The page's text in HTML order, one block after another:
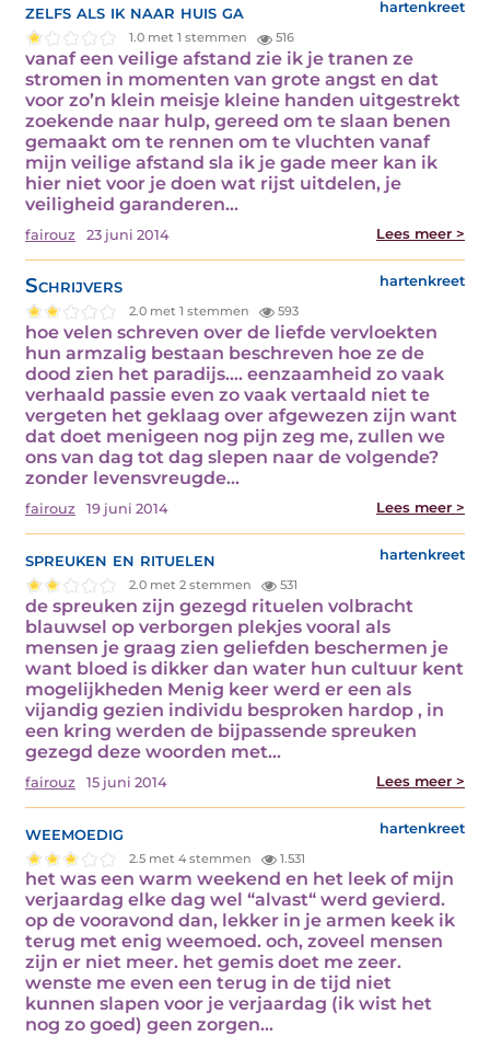
zelfs als ik naar huis ga hartenkreet
1.0 met 1 stemmen 516
vanaf een veilige afstand zie ik je tranen ze
stromen in momenten van grote angst en dat
voor zo’n klein meisje kleine handen uitgestrekt
zoekende naar hulp, gereed om te slaan benen
gemaakt om te rennen om te vluchten vanaf
mijn veilige afstand sla ik je gade meer kan ik
hier niet voor je doen wat rijst uitdelen, je
veiligheid garanderen…
fairouz 23 juni 2014 Lees meer >
Schrijvers hartenkreet
2.0 met 1 stemmen 593
hoe velen schreven over de liefde vervloekten
hun armzalig bestaan beschreven hoe ze de
dood zien het paradijs…. eenzaamheid zo vaak
verhaald passie even zo vaak vertaald niet te
vergeten het geklaag over afgewezen zijn want
dat doet menigeen nog pijn zeg me, zullen we
ons van dag tot dag slepen naar de volgende?
zonder levensvreugde…
fairouz 19 juni 2014 Lees meer >
spreuken en rituelen hartenkreet
2.0 met 2 stemmen 531
de spreuken zijn gezegd rituelen volbracht
blauwsel op verborgen plekjes vooral als
mensen je graag zien geliefden beschermen je
want bloed is dikker dan water hun cultuur kent
mogelijkheden Menig keer werd er een als
vijandig gezien individu besproken hardop , in
een kring werden de bijpassende spreuken
gezegd deze woorden met…
fairouz 15 juni 2014 Lees meer >
weemoedig hartenkreet
2.5 met 4 stemmen 1.531
het was een warm weekend en het leek of mijn
verjaardag elke dag wel “alvast“ werd gevierd.
op de vooravond dan, lekker in je armen keek ik
terug met enig weemoed. och, zoveel mensen
zijn er niet meer. het gemis doet me zeer.
wenste me even een terug in de tijd niet
kunnen slapen voor je verjaardag (ik wist het
nog zo goed) geen zorgen…